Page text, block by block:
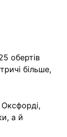
обертів
більше,
Оксфорді,
а й